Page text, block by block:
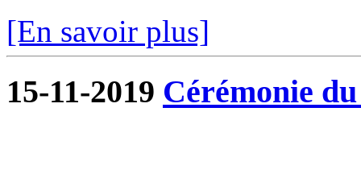
[En savoir plus]
15-11-2019 Cérémonie